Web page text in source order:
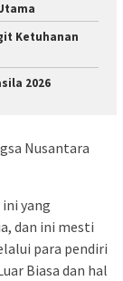
Ketuhanan
2026
Nusantara
yang
dan ini mesti
para pendiri
Biasa dan hal